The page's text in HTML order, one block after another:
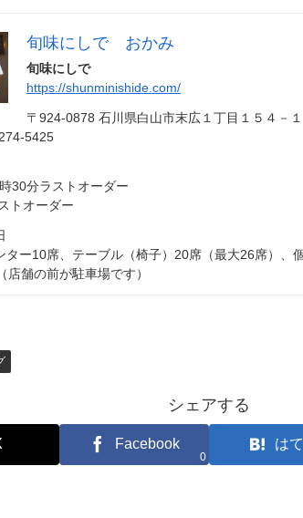
旬味にしで おかみ
旬味にしで
https://shunminishide.com/
〒924-0878 石川県白山市末広１丁目１５４－１
5425
30分ラストオーダー
トオーダー
ー10席、テーブル（椅子）20席（最大26席）、
舗の前が駐車場です）
シェアする
Facebook
0
は